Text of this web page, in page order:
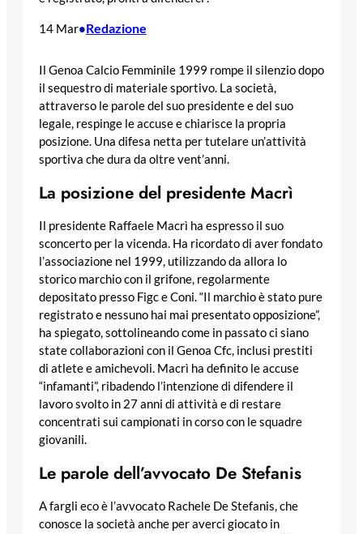
14 Mar•Redazione
Il Genoa Calcio Femminile 1999 rompe il silenzio dopo
il sequestro di materiale sportivo. La società,
attraverso le parole del suo presidente e del suo
legale, respinge le accuse e chiarisce la propria
posizione. Una difesa netta per tutelare un’attività
sportiva che dura da oltre vent’anni.
La posizione del presidente Macrì
Il presidente Raffaele Macrì ha espresso il suo
sconcerto per la vicenda. Ha ricordato di aver fondato
l’associazione nel 1999, utilizzando da allora lo
storico marchio con il grifone, regolarmente
depositato presso Figc e Coni. “Il marchio è stato pure
registrato e nessuno hai mai presentato opposizione”,
ha spiegato, sottolineando come in passato ci siano
state collaborazioni con il Genoa Cfc, inclusi prestiti
di atlete e amichevoli. Macrì ha definito le accuse
“infamanti”, ribadendo l’intenzione di difendere il
lavoro svolto in 27 anni di attività e di restare
concentrati sui campionati in corso con le squadre
giovanili.
Le parole dell’avvocato De Stefanis
A fargli eco è l’avvocato Rachele De Stefanis, che
conosce la società anche per averci giocato in